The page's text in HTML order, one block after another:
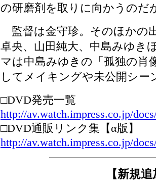
の研磨剤を取りに向かうの
監督は金守珍。そのほかの
卓央、山田純大、中島みゆき
マは中島みゆきの「孤独の肖
してメイキングや未公開シー
□DVD発売一覧
http://av.watch.impress.co.jp/
□DVD通販リンク集【α版】
http://av.watch.impress.co.jp/
【新規